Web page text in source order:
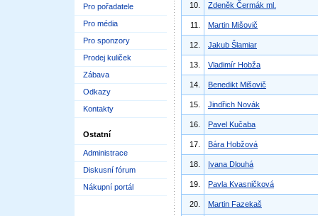
Pro pořadatele
Pro média
Pro sponzory
Prodej kuliček
Zábava
Odkazy
Kontakty
Ostatní
Administrace
Diskusní fórum
Nákupní portál
10. Zdeněk Čermák ml.
11. Martin Mišovič
12. Jakub Šlamiar
13. Vladimír Hobža
14. Benedikt Mišovič
15. Jindřich Novák
16. Pavel Kučaba
17. Bára Hobžová
18. Ivana Dlouhá
19. Pavla Kvasničková
20. Martin Fazekaš